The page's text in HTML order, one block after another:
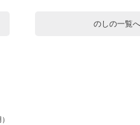
のしの一覧へ